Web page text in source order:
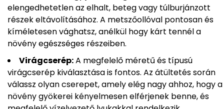
elengedhetetlen az elhalt, beteg vagy túlburjánzott
részek eltávolításához. A metszőollóval pontosan és
kíméletesen vághatsz, anélkül hogy kárt tennél a
növény egészséges részeiben.
Virágcserép:A megfelelő méretű és típusú
virágcserép kiválasztása is fontos. Az átültetés során
válassz olyan cserepet, amely elég nagy ahhoz, hogy a
növény gyökerei kényelmesen elférjenek benne, és